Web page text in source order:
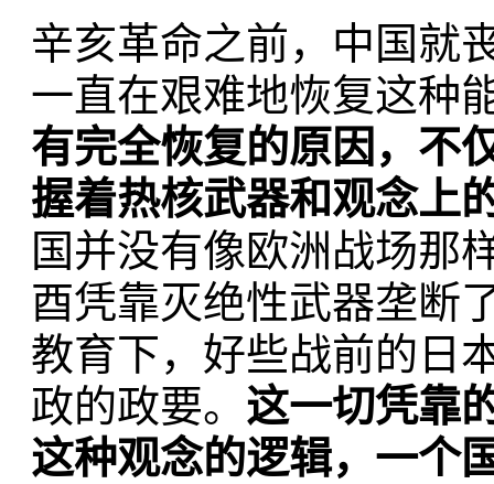
辛亥革命之前，中国就
一直在艰难地恢复这种
有完全恢复的原因，不
握着热核武器和观念上
国并没有像欧洲战场那
酉凭靠灭绝性武器垄断
教育下，好些战前的日
政的政要。 这一切凭靠
这种观念的逻辑，一个